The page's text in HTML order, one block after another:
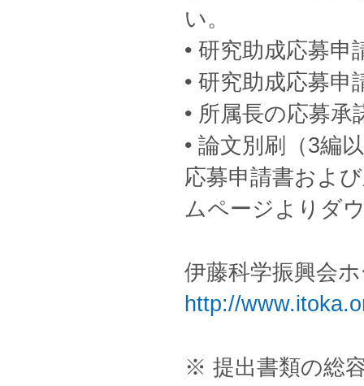
い。
• 研究助成応募
• 研究助成応募申
• 所属長の応募承
• 論文別刷（3編
応募申請書およ
ムページよりダ
伊藤科学振興会
http://
※ 提出書類の総